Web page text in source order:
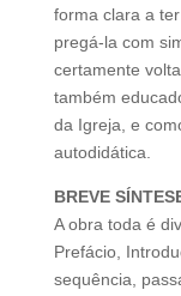
forma clara a
pregá-la com
certamente
também
da Igreja, e
autodidática.
BREVE
A obra toda é
Prefácio,
sequência,